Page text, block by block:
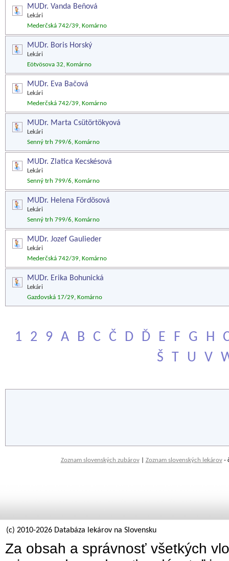
MUDr. Vanda Beňová
Lekári
Mederčská 742/39, Komárno
MUDr. Boris Horský
Lekári
Eötvösova 32, Komárno
MUDr. Eva Bačová
Lekári
Mederčská 742/39, Komárno
MUDr. Marta Csütörtökyová
Lekári
Senný trh 799/6, Komárno
MUDr. Zlatica Kecskésová
Lekári
Senný trh 799/6, Komárno
MUDr. Helena Fördösová
Lekári
Senný trh 799/6, Komárno
MUDr. Jozef Gaulieder
Lekári
Mederčská 742/39, Komárno
MUDr. Erika Bohunická
Lekári
Gazdovská 17/29, Komárno
1 2 9 A B C Č D Ď E F G H
Š
T U V
Zoznam slovenských zubárov| Zoznam slovenských lekárov-
(c) 2010-2026 Databáza lekárov na Slovensku
Za obsah a správnosť všetkých